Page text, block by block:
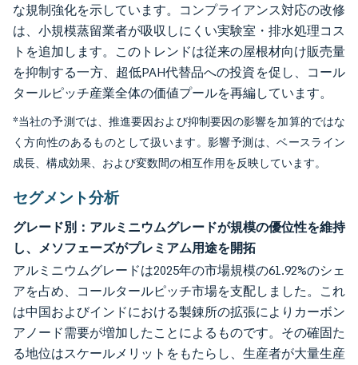
な規制強化を示しています。コンプライアンス対応の改修
は、小規模蒸留業者が吸収しにくい実験室・排水処理コス
トを追加します。このトレンドは従来の屋根材向け販売量
を抑制する一方、超低PAH代替品への投資を促し、コール
タールピッチ産業全体の価値プールを再編しています。
*当社の予測では、推進要因および抑制要因の影響を加算的ではな
く方向性のあるものとして扱います。影響予測は、ベースライン
成長、構成効果、および変数間の相互作用を反映しています。
セグメント分析
グレード別：アルミニウムグレードが規模の優位性を維持
し、メソフェーズがプレミアム用途を開拓
アルミニウムグレードは2025年の市場規模の61.92%のシェ
アを占め、コールタールピッチ市場を支配しました。これ
は中国およびインドにおける製錬所の拡張によりカーボン
アノード需要が増加したことによるものです。その確固た
る地位はスケールメリットをもたらし、生産者が大量生産